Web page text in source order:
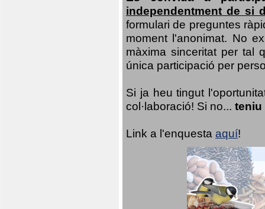
independentment de si
formulari de preguntes
moment l'anonimat. No
màxima sinceritat per tal
única participació per
Si ja heu tingut
col·laboració! Si no... teniu
Link a l'enquesta aquí!